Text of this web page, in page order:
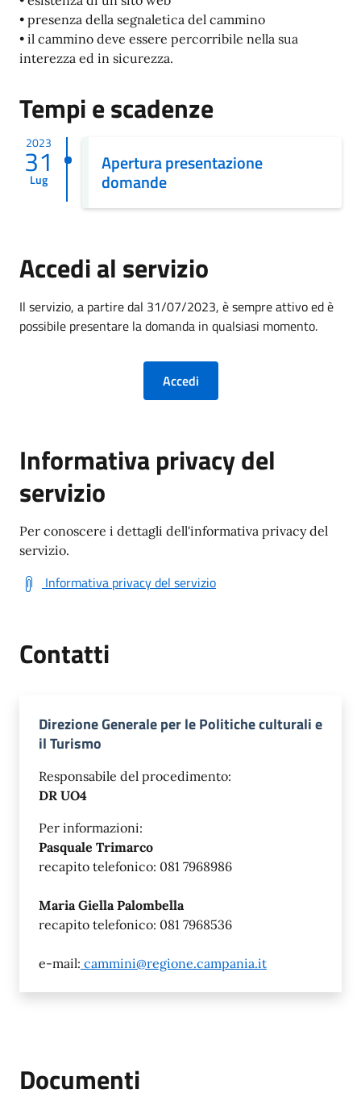
• presenza della segnaletica del cammino
• il cammino deve essere percorribile nella sua
interezza ed in sicurezza.
Tempi e scadenze
2023
31
Lug
Apertura presentazione
domande
Accedi al servizio
Il servizio, a partire dal 31/07/2023, è sempre attivo ed è
possibile presentare la domanda in qualsiasi momento.
Informativa privacy del
servizio
Per conoscere i dettagli dell'informativa privacy del
servizio.
Informativa privacy del servizio
Contatti
Direzione Generale per le Politiche culturali e
il Turismo
Responsabile del procedimento:
DR UO4
Per informazioni:
Pasquale Trimarco
recapito telefonico: 081 7968986
Maria Giella Palombella
recapito telefonico: 081 7968536
e-mail: cammini@regione.campania.it
Documenti